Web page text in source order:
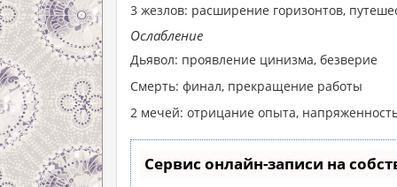
3 жезлов: расширение горизонтов,
Ослабление
Дьявол: проявление цинизма, безверие
Смерть: финал, прекращение работы
2 мечей: отрицание опыта,
Сервис онлайн-записи на